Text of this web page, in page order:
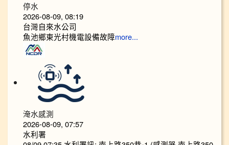
停水
2026-08-09, 08:19
台灣自來水公司
魚池鄉東光村機電設備故障more...
淹水感測
2026-08-09, 07:57
水利署